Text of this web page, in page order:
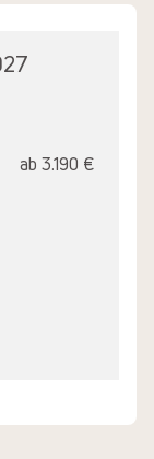
ab 3.190 €